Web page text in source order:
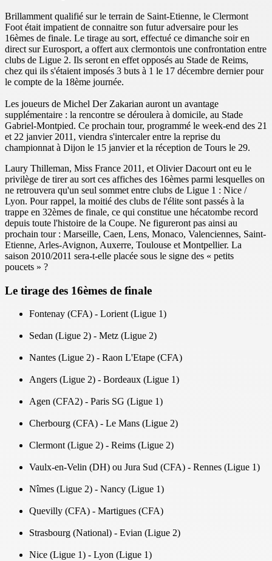
Brillamment qualifié sur le terrain de Saint-Etienne, le Clermont
Foot était impatient de connaitre son futur adversaire pour les
16èmes de finale. Le tirage au sort, effectué ce dimanche soir en
direct sur Eurosport, a offert aux clermontois une confrontation entre
clubs de Ligue 2. Ils seront en effet opposés au Stade de Reims,
chez qui ils s'étaient imposés 3 buts à 1 le 17 décembre dernier pour
le compte de la 18ème journée.
Les joueurs de Michel Der Zakarian auront un avantage
supplémentaire : la rencontre se déroulera à domicile, au Stade
Gabriel-Montpied. Ce prochain tour, programmé le week-end des 21
et 22 janvier 2011, viendra s'intercaler entre la reprise du
championnat à Dijon le 15 janvier et la réception de Tours le 29.
Laury Thilleman, Miss France 2011, et Olivier Dacourt ont eu le
privilège de tirer au sort ces affiches des 16èmes parmi lesquelles on
ne retrouvera qu'un seul sommet entre clubs de Ligue 1 : Nice /
Lyon. Pour rappel, la moitié des clubs de l'élite sont passés à la
trappe en 32èmes de finale, ce qui constitue une hécatombe record
depuis toute l'histoire de la Coupe. Ne figureront pas ainsi au
prochain tour : Marseille, Caen, Lens, Monaco, Valenciennes, Saint-
Etienne, Arles-Avignon, Auxerre, Toulouse et Montpellier. La
saison 2010/2011 sera-t-elle placée sous le signe des « petits
poucets » ?
Le tirage des 16èmes de finale
Fontenay (CFA) - Lorient (Ligue 1)
Sedan (Ligue 2) - Metz (Ligue 2)
Nantes (Ligue 2) - Raon L'Etape (CFA)
Angers (Ligue 2) - Bordeaux (Ligue 1)
Agen (CFA2) - Paris SG (Ligue 1)
Cherbourg (CFA) - Le Mans (Ligue 2)
Clermont (Ligue 2) - Reims (Ligue 2)
Vaulx-en-Velin (DH) ou Jura Sud (CFA) - Rennes (Ligue 1)
Nîmes (Ligue 2) - Nancy (Ligue 1)
Quevilly (CFA) - Martigues (CFA)
Strasbourg (National) - Evian (Ligue 2)
Nice (Ligue 1) - Lyon (Ligue 1)